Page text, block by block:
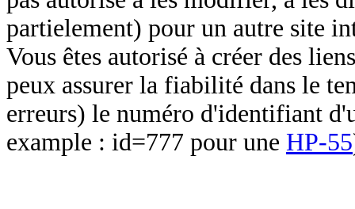
partielement) pour un autre site
Vous êtes autorisé à créer des
peux assurer la fiabilité dans le
erreurs) le numéro d'identifiant
example : id=777 pour une HP-55